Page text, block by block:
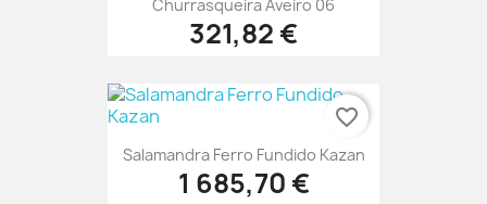
Churrasqueira Aveiro 06
321,82 €
Salamandra Ferro Fundido Kazan
1 685,70 €
favorite_border